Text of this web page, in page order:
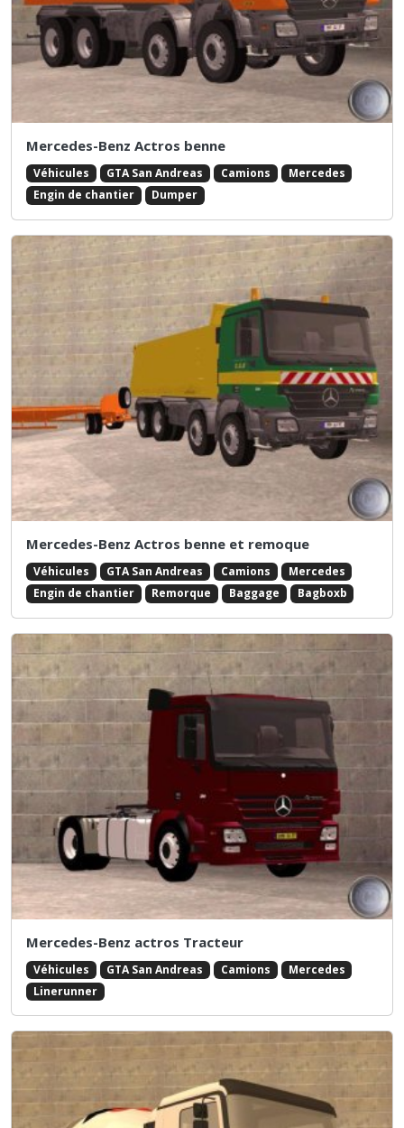
Mercedes-Benz Actros benne
Véhicules GTA San Andreas Camions
Mercedes
Engin de chantier
Dumper
Mercedes-Benz Actros benne et remoque
Véhicules GTA San Andreas Camions
Mercedes
Engin de chantier
Remorque Baggage Bagboxb
Mercedes-Benz actros Tracteur
Véhicules GTA San Andreas Camions
Mercedes
Linerunner